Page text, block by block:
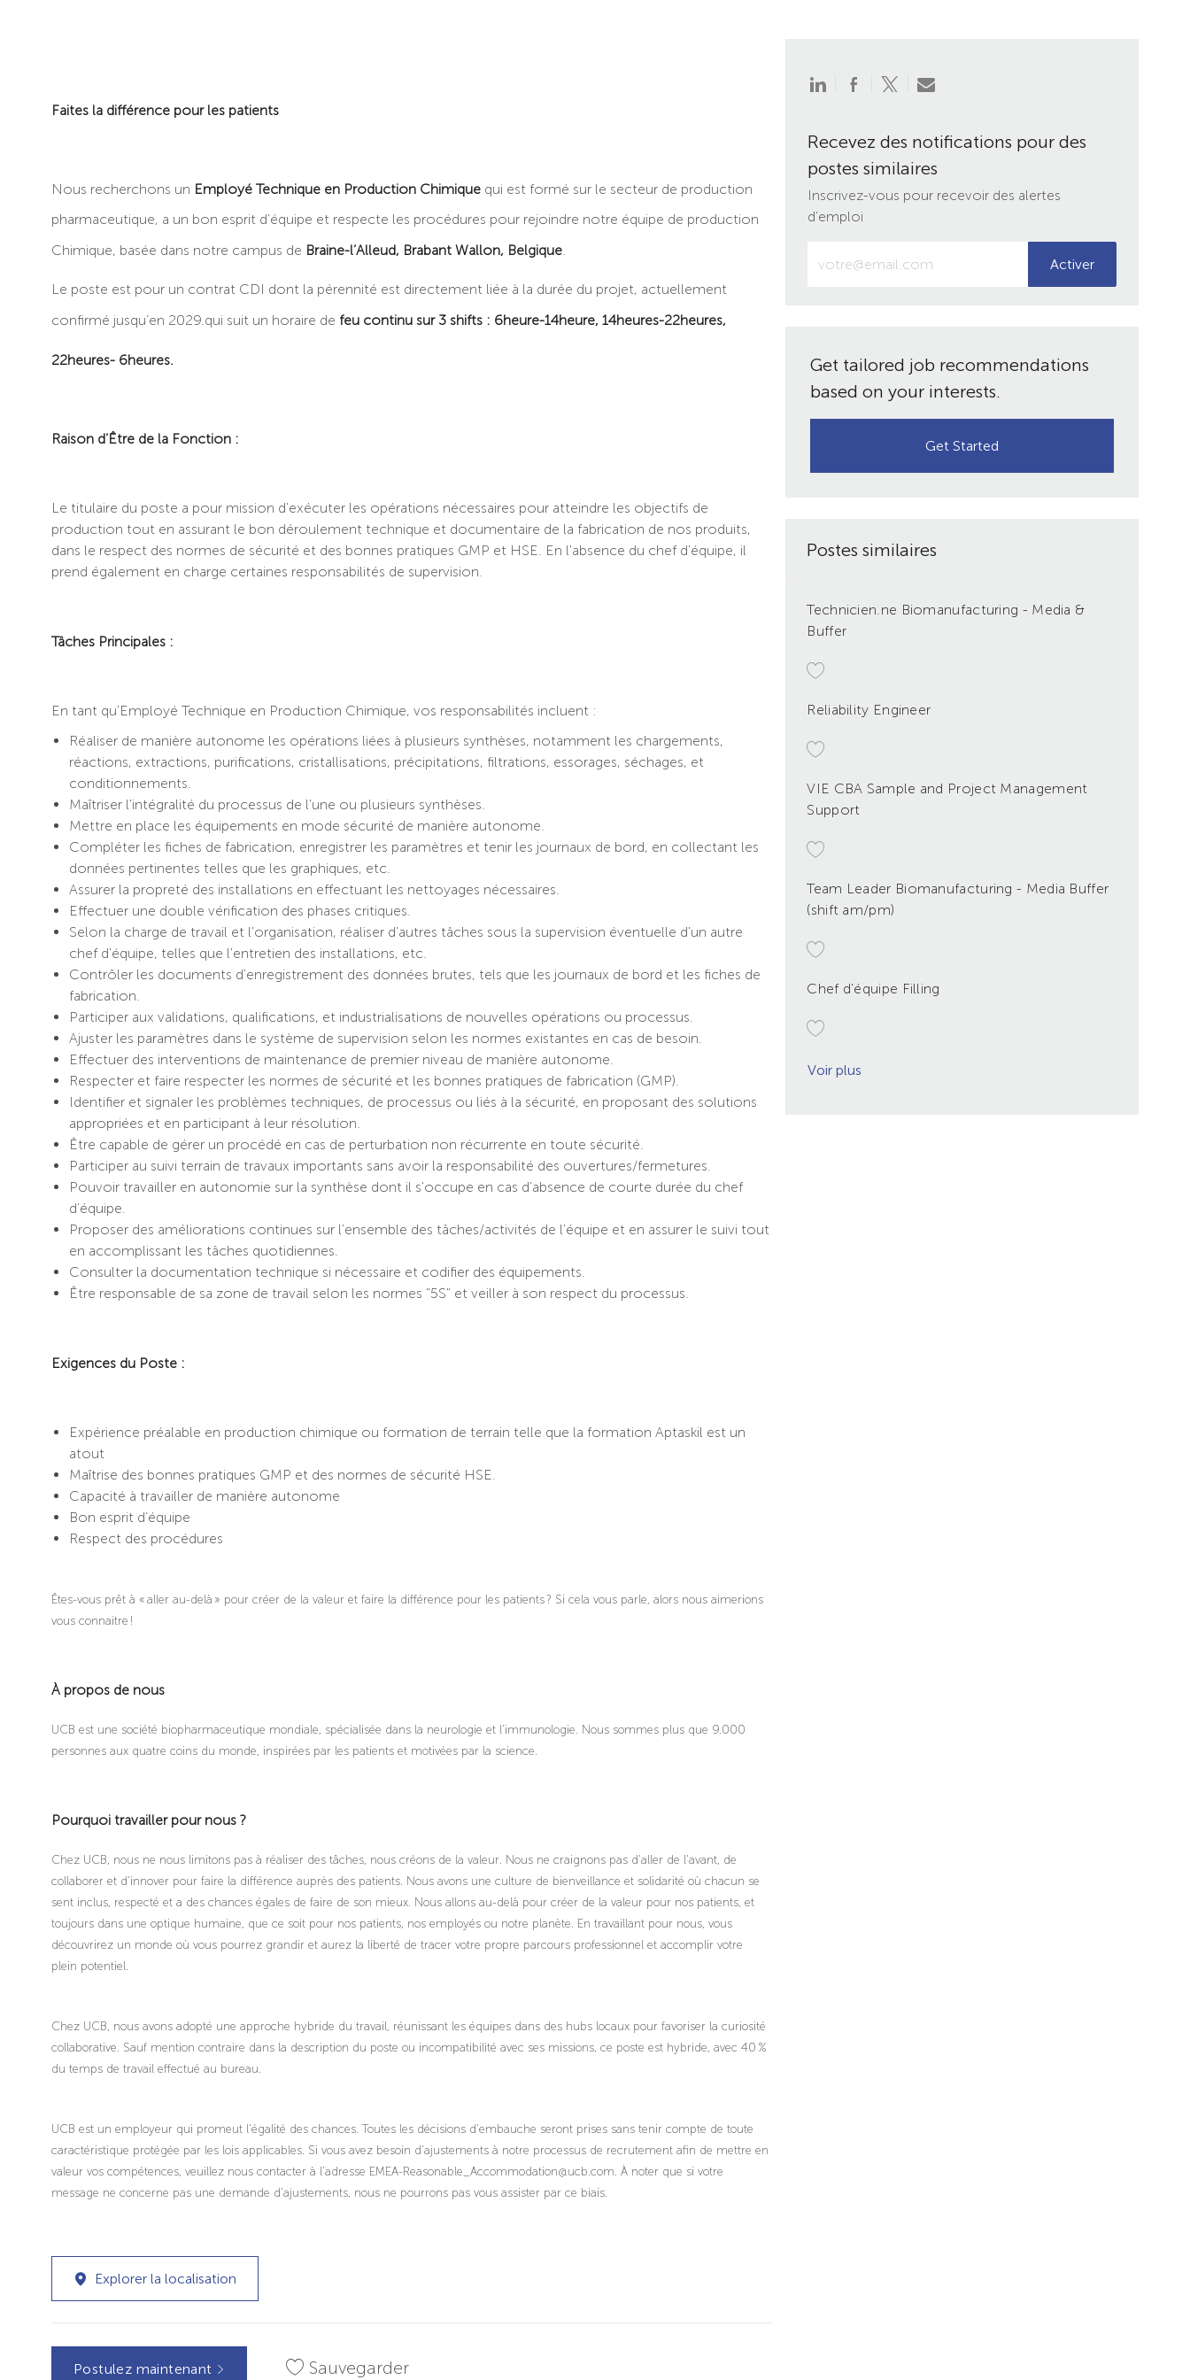
Faites la différence pour les patients
Nous recherchons un Employé Technique en Production Chimique qui est formé sur le secteur de production
pharmaceutique, a un bon esprit d’équipe et respecte les procédures pour rejoindre notre équipe de production
Chimique, basée dans notre campus de Braine-l’Alleud, Brabant Wallon, Belgique.
Le poste est pour un contrat CDI dont la pérennité est directement liée à la durée du projet, actuellement
confirmé jusqu’en 2029.qui suit un horaire de feu continu sur 3 shifts : 6heure-14heure, 14heures-22heures,
22heures- 6heures.
Raison d’Être de la Fonction :
Le titulaire du poste a pour mission d'exécuter les opérations nécessaires pour atteindre les objectifs de
production tout en assurant le bon déroulement technique et documentaire de la fabrication de nos produits,
dans le respect des normes de sécurité et des bonnes pratiques GMP et HSE. En l'absence du chef d'équipe, il
prend également en charge certaines responsabilités de supervision.
Tâches Principales :
En tant qu'Employé Technique en Production Chimique, vos responsabilités incluent :
Réaliser de manière autonome les opérations liées à plusieurs synthèses, notamment les chargements,
réactions, extractions, purifications, cristallisations, précipitations, filtrations, essorages, séchages, et
conditionnements.
Maîtriser l'intégralité du processus de l'une ou plusieurs synthèses.
Mettre en place les équipements en mode sécurité de manière autonome.
Compléter les fiches de fabrication, enregistrer les paramètres et tenir les journaux de bord, en collectant les
données pertinentes telles que les graphiques, etc.
Assurer la propreté des installations en effectuant les nettoyages nécessaires.
Effectuer une double vérification des phases critiques.
Selon la charge de travail et l'organisation, réaliser d'autres tâches sous la supervision éventuelle d'un autre
chef d'équipe, telles que l'entretien des installations, etc.
Contrôler les documents d'enregistrement des données brutes, tels que les journaux de bord et les fiches de
fabrication.
Participer aux validations, qualifications, et industrialisations de nouvelles opérations ou processus.
Ajuster les paramètres dans le système de supervision selon les normes existantes en cas de besoin.
Effectuer des interventions de maintenance de premier niveau de manière autonome.
Respecter et faire respecter les normes de sécurité et les bonnes pratiques de fabrication (GMP).
Identifier et signaler les problèmes techniques, de processus ou liés à la sécurité, en proposant des solutions
appropriées et en participant à leur résolution.
Être capable de gérer un procédé en cas de perturbation non récurrente en toute sécurité.
Participer au suivi terrain de travaux importants sans avoir la responsabilité des ouvertures/fermetures.
Pouvoir travailler en autonomie sur la synthèse dont il s'occupe en cas d’absence de courte durée du chef
d’équipe.
Proposer des améliorations continues sur l'ensemble des tâches/activités de l'équipe et en assurer le suivi tout
en accomplissant les tâches quotidiennes.
Consulter la documentation technique si nécessaire et codifier des équipements.
Être responsable de sa zone de travail selon les normes "5S" et veiller à son respect du processus.
Exigences du Poste :
Expérience préalable en production chimique ou formation de terrain telle que la formation Aptaskil est un
atout
Maîtrise des bonnes pratiques GMP et des normes de sécurité HSE.
Capacité à travailler de manière autonome
Bon esprit d’équipe
Respect des procédures
Êtes-vous prêt à « aller au-delà » pour créer de la valeur et faire la différence pour les patients ? Si cela vous parle, alors nous aimerions
vous connaitre !
À propos de nous
UCB est une société biopharmaceutique mondiale, spécialisée dans la neurologie et l'immunologie. Nous sommes plus que 9.000
personnes aux quatre coins du monde, inspirées par les patients et motivées par la science.
Pourquoi travailler pour nous ?
Chez UCB, nous ne nous limitons pas à réaliser des tâches, nous créons de la valeur. Nous ne craignons pas d'aller de l'avant, de
collaborer et d'innover pour faire la différence auprès des patients. Nous avons une culture de bienveillance et solidarité où chacun se
sent inclus, respecté et a des chances égales de faire de son mieux. Nous allons au-delà pour créer de la valeur pour nos patients, et
toujours dans une optique humaine, que ce soit pour nos patients, nos employés ou notre planète. En travaillant pour nous, vous
découvrirez un monde où vous pourrez grandir et aurez la liberté de tracer votre propre parcours professionnel et accomplir votre
plein potentiel.
Chez UCB, nous avons adopté une approche hybride du travail, réunissant les équipes dans des hubs locaux pour favoriser la curiosité
collaborative. Sauf mention contraire dans la description du poste ou incompatibilité avec ses missions, ce poste est hybride, avec 40 %
du temps de travail effectué au bureau.
UCB est un employeur qui promeut l'égalité des chances. Toutes les décisions d'embauche seront prises sans tenir compte de toute
caractéristique protégée par les lois applicables. Si vous avez besoin d'ajustements à notre processus de recrutement afin de mettre en
valeur vos compétences, veuillez nous contacter à l'adresse EMEA-Reasonable_Accommodation@ucb.com. À noter que si votre
message ne concerne pas une demande d'ajustements, nous ne pourrons pas vous assister par ce biais.
Explorer la localisation
Postulez maintenant Sauvegarder
PartagerPartagerPartagerPartager
mail
Recevez des notifications pour des
postes similaires
Inscrivez-vous pour recevoir des alertes
d’emploi
votre
(obligatoire)
Activer
Get tailored job recommendations
based on your interests.
Get Started
Postes similaires
Technicien.ne Biomanufacturing - Media &
Buffer
Reliability Engineer
VIE CBA Sample and Project Management
Support
Team Leader Biomanufacturing - Media Buffer
(shift am/pm)
Chef d'équipe Filling
Voir plus